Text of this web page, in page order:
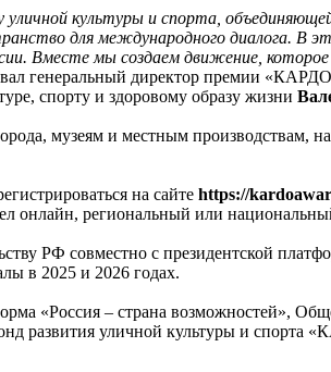
культуры и спорта,
для международного диалога.
Вместе мы создаем движение,
генеральный директор премии
спорту и здоровому образу жизни
музеям и местным производствам,
на сайте https://
онлайн, региональный или
РФ совместно с президентской
в 2025 и 2026 годах.
«Россия – страна возможностей»,
развития уличной культуры и